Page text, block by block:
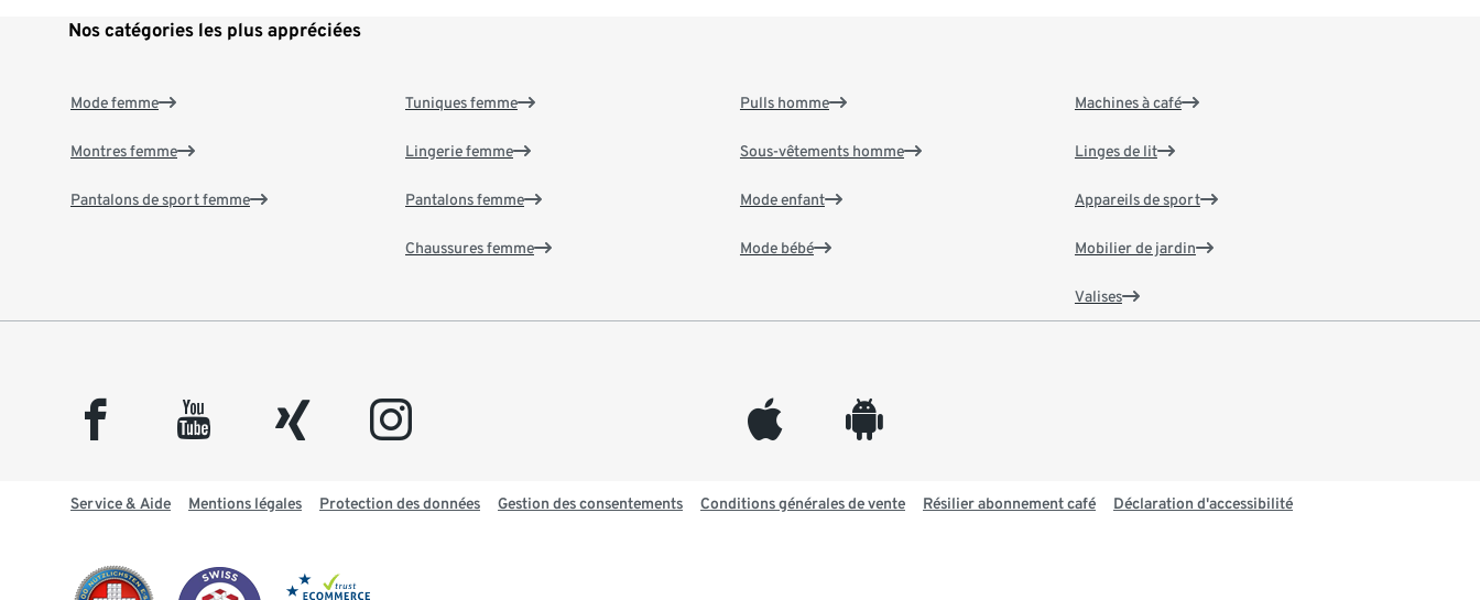
Nos catégories les plus appréciées
Mode femme
Montres femme
Pantalons de sport femme
Tuniques femme
Lingerie femme
Pantalons femme
Chaussures femme
Pulls homme
Sous-vêtements homme
Mode enfant
Mode bébé
Machines à café
Linges de lit
Appareils de sport
Mobilier de jardin
Valises
facebook youtube xing instagram appleinc android
Service & Aide Mentions légales Protection des données Gestion des consentements Conditions générales de vente Résilier abonnement café Déclaration d'accessibilité